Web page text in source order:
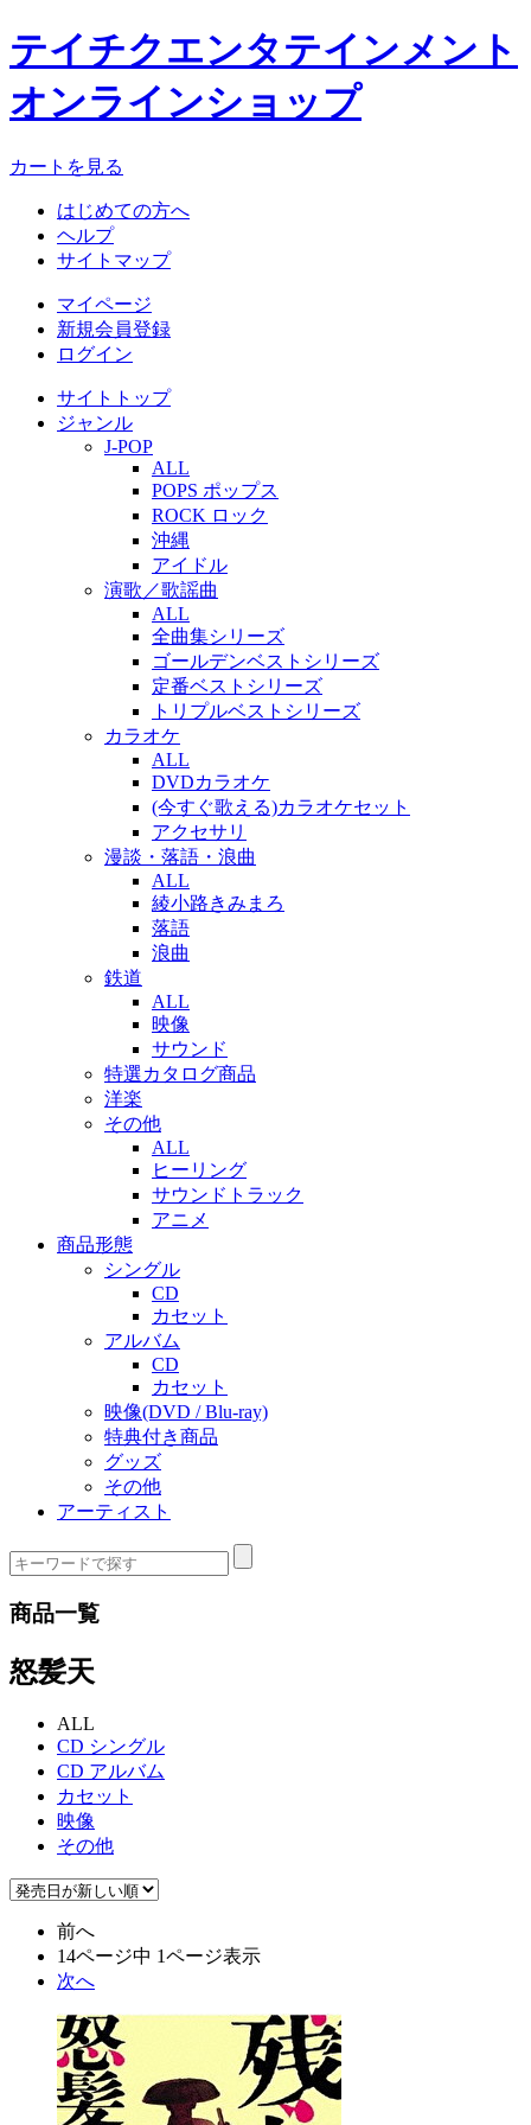
テイチクエンタテインメント
オンラインショップ
カートを見る
はじめての方へ
ヘルプ
サイトマップ
マイページ
新規会員登録
ログイン
サイトトップ
ジャンル
J-POP
ALL
POPS ポップス
ROCK ロック
沖縄
アイドル
演歌／歌謡曲
ALL
全曲集シリーズ
ゴールデンベストシリーズ
定番ベストシリーズ
トリプルベストシリーズ
カラオケ
ALL
DVDカラオケ
(今すぐ歌える)カラオケセット
アクセサリ
漫談・落語・浪曲
ALL
綾小路きみまろ
落語
浪曲
鉄道
ALL
映像
サウンド
特選カタログ商品
洋楽
その他
ALL
ヒーリング
サウンドトラック
アニメ
商品形態
シングル
CD
カセット
アルバム
CD
カセット
映像(DVD / Blu-ray)
特典付き商品
グッズ
その他
アーティスト
商品一覧
怒髪天
ALL
CD シングル
CD アルバム
カセット
映像
その他
前へ
14ページ中 1ページ表示
次へ